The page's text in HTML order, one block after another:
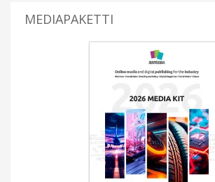
MEDIAPAKETTI